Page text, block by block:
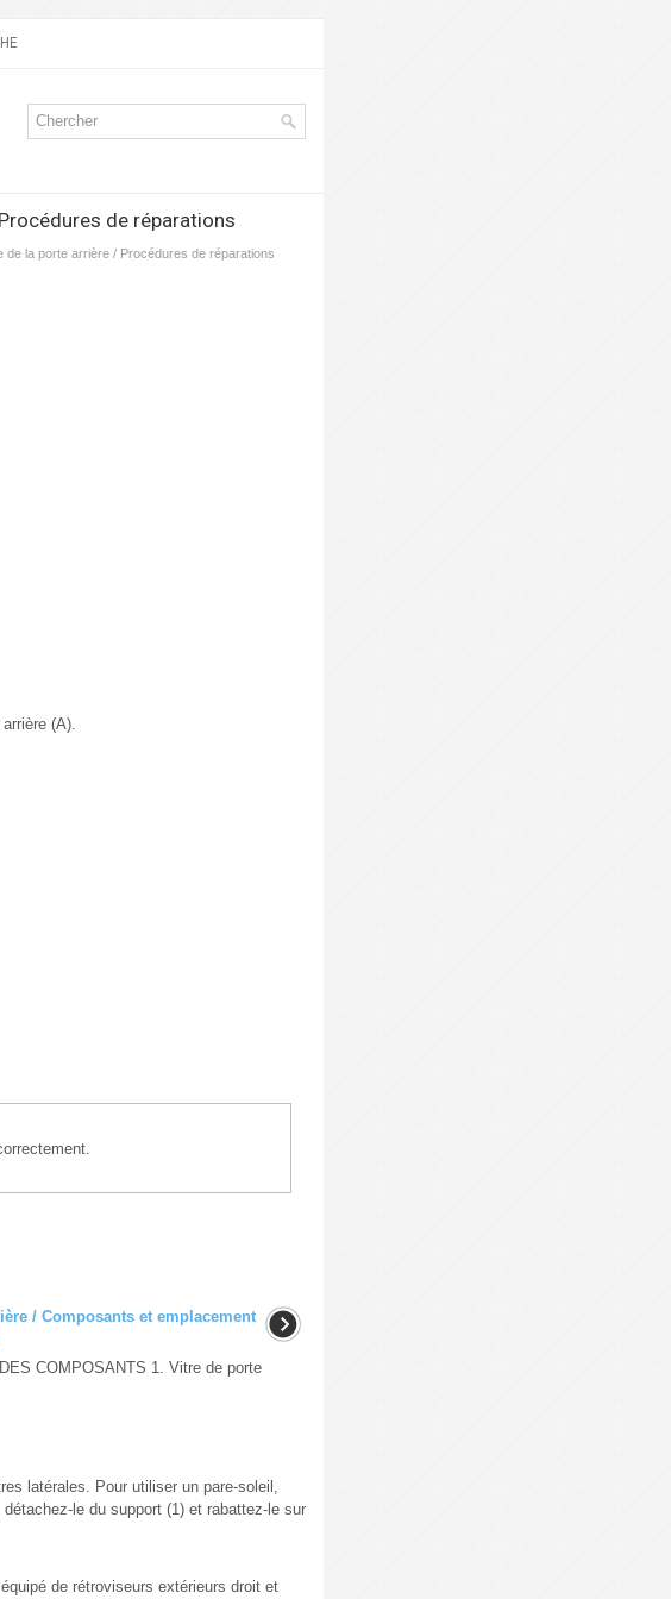
de réparations
de la porte arrière / Procédures de réparations
(A).
/ Composants et emplacement
COMPOSANTS 1. Vitre de porte
latérales. Pour utiliser un pare-soleil,
le du support (1) et rabattez-le sur
de rétroviseurs extérieurs droit et